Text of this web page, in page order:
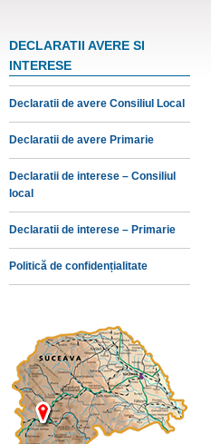
DECLARATII AVERE SI
INTERESE
Declaratii de avere Consiliul Local
Declaratii de avere Primarie
Declaratii de interese – Consiliul
local
Declaratii de interese – Primarie
Politică de confidențialitate